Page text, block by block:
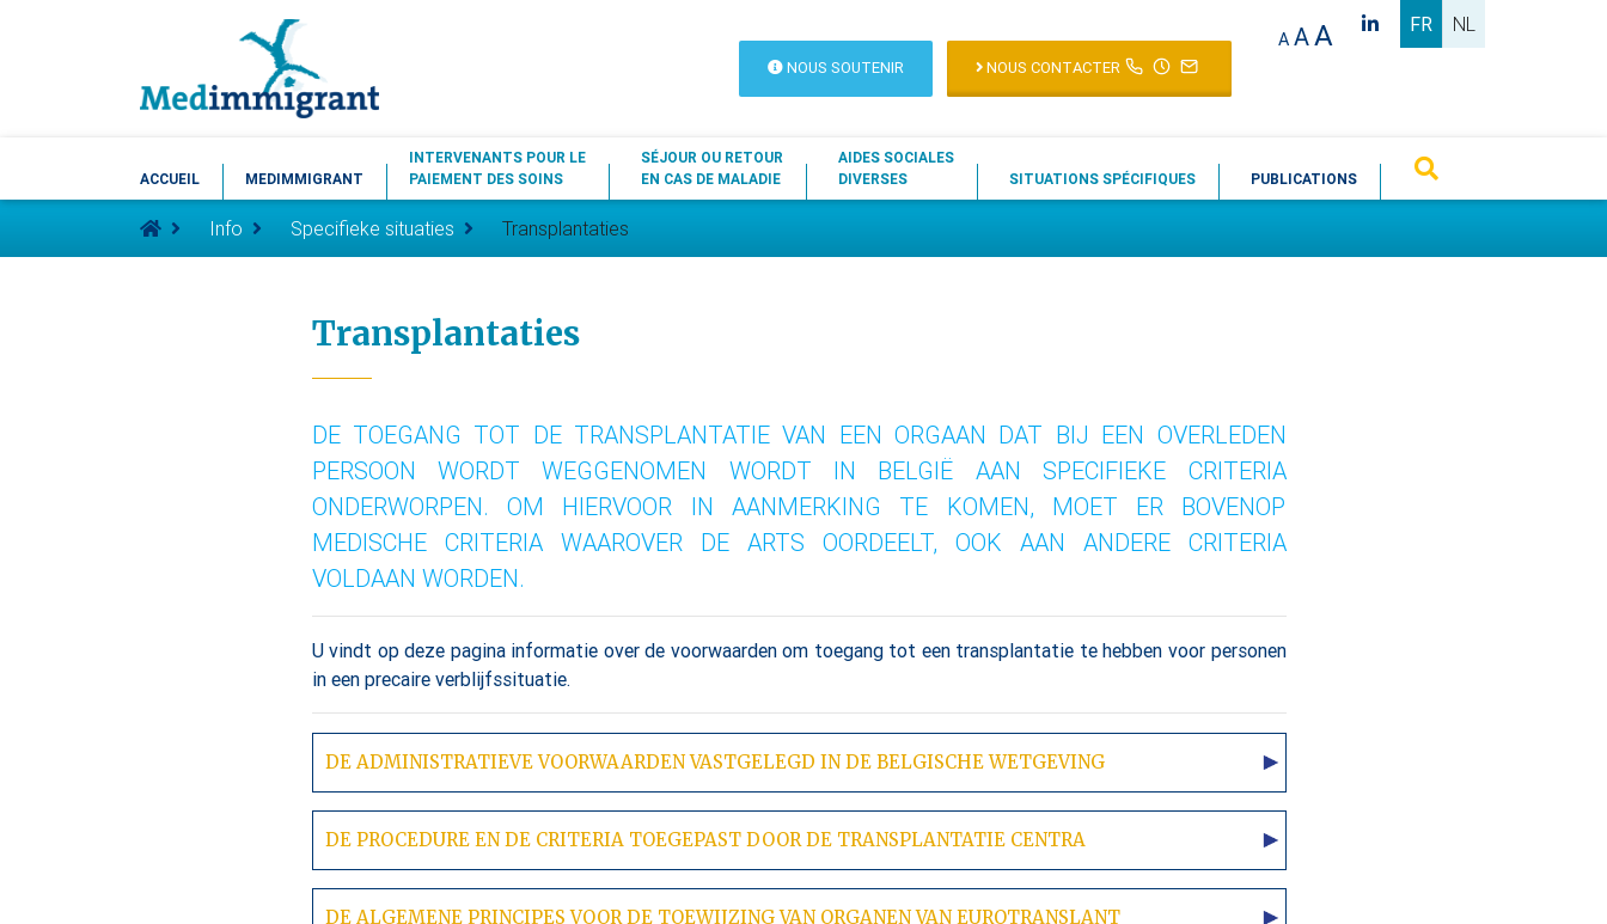
NOUS SOUTENIR NOUS CONTACTER
A AA FR NL
ACCUEIL MEDIMMIGRANT
INTERVENANTS POUR LE
PAIEMENT DES SOINS
SÉJOUR OU RETOUR
EN CAS DE MALADIE
AIDES SOCIALES
DIVERSES
SITUATIONS SPÉCIFIQUES PUBLICATIONS
Info Specifieke situaties Transplantaties
Transplantaties
DE TOEGANG TOT DE TRANSPLANTATIE VAN EEN ORGAAN DAT BIJ EEN OVERLEDEN
PERSOON WORDT WEGGENOMEN WORDT IN BELGIË AAN SPECIFIEKE CRITERIA
ONDERWORPEN. OM HIERVOOR IN AANMERKING TE KOMEN, MOET ER BOVENOP
MEDISCHE CRITERIA WAAROVER DE ARTS OORDEELT, OOK AAN ANDERE CRITERIA
VOLDAAN WORDEN.
U vindt op deze pagina informatie over de voorwaarden om toegang tot een transplantatie te hebben voor personen
in een precaire verblijfssituatie.
DE ADMINISTRATIEVE VOORWAARDEN VASTGELEGD IN DE BELGISCHE WETGEVING
DE PROCEDURE EN DE CRITERIA TOEGEPAST DOOR DE TRANSPLANTATIE CENTRA
DE ALGEMENE PRINCIPES VOOR DE TOEWIJZING VAN ORGANEN VAN EUROTRANSLANT